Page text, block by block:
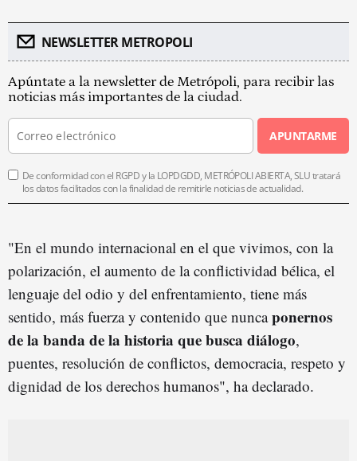
NEWSLETTER METROPOLI
Apúntate a la newsletter de Metrópoli, para recibir las
noticias más importantes de la ciudad.
APUNTARME
De conformidad con el RGPD y la LOPDGDD, METRÓPOLI ABIERTA, SLU tratará
los datos facilitados con la finalidad de remitirle noticias de actualidad.
"En el mundo internacional en el que vivimos, con la
polarización, el aumento de la conflictividad bélica, el
lenguaje del odio y del enfrentamiento, tiene más
sentido, más fuerza y contenido que nuncaponernos
de la banda de la historia que busca diálogo,
puentes, resolución de conflictos, democracia, respeto y
dignidad de los derechos humanos", ha declarado.